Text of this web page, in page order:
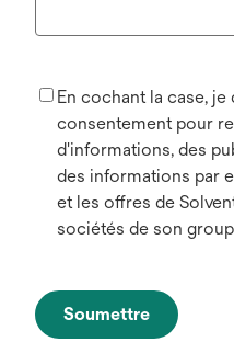
En cochant la case, je
consentement pour
d'informations, des
des informations par
et les offres de
sociétés de son
Soumettre